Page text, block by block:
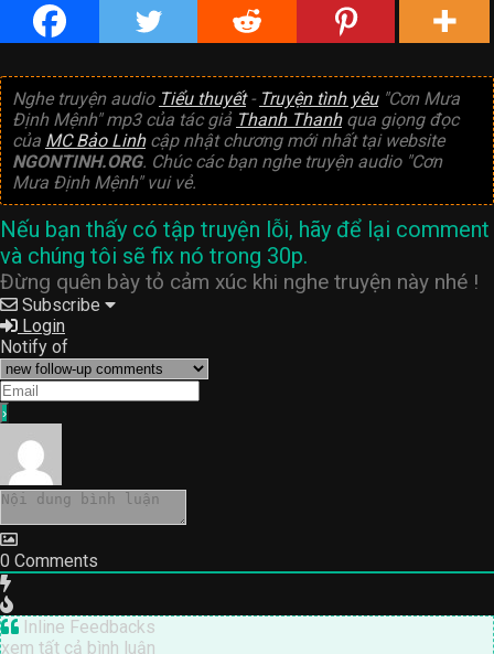
Nghe truyện audio Tiểu thuyết- Truyện tình yêu"Cơn Mưa
Định Mệnh" mp3 của tác giả Thanh Thanhqua giọng đọc
của MC Bảo Linhcập nhật chương mới nhất tại website
NGONTINH.ORG. Chúc các bạn nghe truyện audio "Cơn
Mưa Định Mệnh" vui vẻ.
Nếu bạn thấy có tập truyện lỗi, hãy để lại comment
và chúng tôi sẽ fix nó trong 30p.
Đừng quên bày tỏ cảm xúc khi nghe truyện này nhé !
Subscribe
Login
Notify of
0 Comments
Inline Feedbacks
xem tất cả bình luận